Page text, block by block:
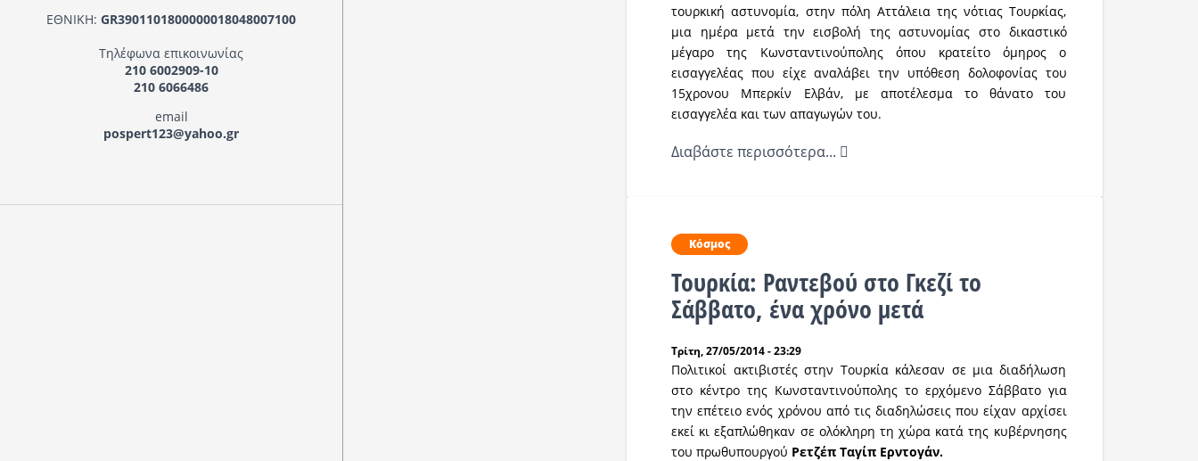
τουρκική αστυνομία, στην πόλη Αττάλεια της νότιας Τουρκίας‬,
μια ημέρα μετά την εισβολή της αστυνομίας στο δικαστικό
μέγαρο της Κωνσταντινούπολης όπου κρατείτο όμηρος ο
εισαγγελέας που είχε αναλάβει την υπόθεση δολοφονίας του
15χρονου Μπερκίν Ελβάν, με αποτέλεσμα το θάνατο του
εισαγγελέα και των απαγωγών του.
Διαβάστε περισσότερα...
Κόσμος
Τουρκία: Ραντεβού στο Γκεζί το
Σάββατο, ένα χρόνο μετά
Τρίτη, 27/05/2014 - 23:29
Πολιτικοί ακτιβιστές στην Τουρκία κάλεσαν σε μια διαδήλωση
στο κέντρο της Κωνσταντινούπολης το ερχόμενο Σάββατο για
την επέτειο ενός χρόνου από τις διαδηλώσεις που είχαν αρχίσει
εκεί κι εξαπλώθηκαν σε ολόκληρη τη χώρα κατά της κυβέρνησης
του πρωθυπουργού Ρετζέπ Ταγίπ Ερντογάν.
ΕΘΝΙΚΗ: GR3901101800000018048007100
Τηλέφωνα επικοινωνίας
210 6002909-10
210 6066486
email
pospert123@yahoo.gr